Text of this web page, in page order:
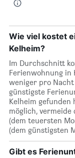
Wie viel kostet
Kelheim?
Im Durchschnitt
Ferienwohnung in
weniger pro Nacht
günstigste
Kelheim gefunden
möglich,
(dem teuersten
(dem günstigsten
Gibt es